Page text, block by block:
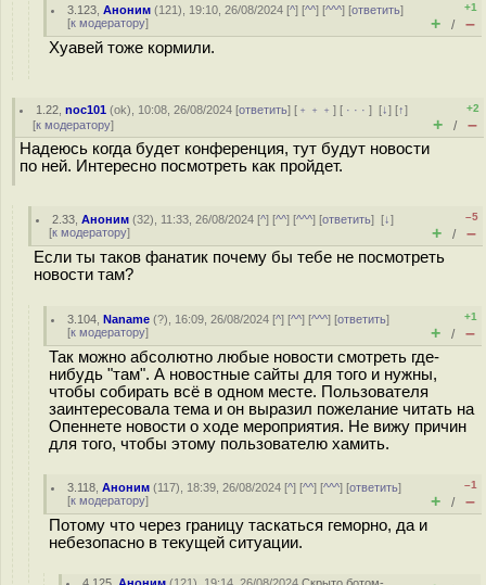
3.123 ,Аноним (121), 19:10, 26/08/2024 [^] [^^] [^^^] [ответить]
[к модератору]
+1
+ / –
Хуавей тоже кормили.
1.22 ,noc101 (ok), 10:08, 26/08/2024 [ответить] [ ﹢﹢﹢] [ · · ·][↓] [↑]
[к модератору]
+2
+ / –
Надеюсь когда будет конференция, тут будут новости
по ней. Интересно посмотреть как пройдет.
2.33 ,Аноним (32), 11:33, 26/08/2024 [^] [^^] [^^^] [ответить][↓]
[к модератору]
–5
+ / –
Если ты таков фанатик почему бы тебе не посмотреть
новости там?
3.104 ,Naname (?), 16:09, 26/08/2024 [^] [^^] [^^^] [ответить]
[к модератору]
+1
+ / –
Так можно абсолютно любые новости смотреть где-
нибудь "там". А новостные сайты для того и нужны,
чтобы собирать всё в одном месте. Пользователя
заинтересовала тема и он выразил пожелание читать на
Опеннете новости о ходе мероприятия. Не вижу причин
для того, чтобы этому пользователю хамить.
3.118 ,Аноним (117), 18:39, 26/08/2024 [^] [^^] [^^^] [ответить]
[к модератору]
–1
+ / –
Потому что через границу таскаться геморно, да и
небезопасно в текущей ситуации.